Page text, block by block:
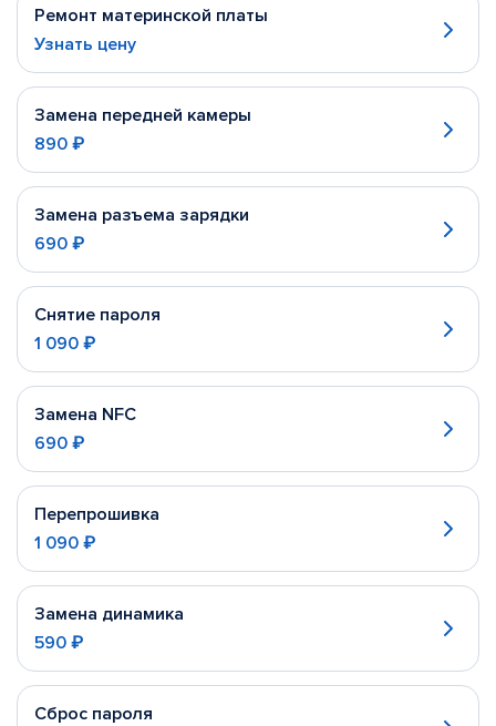
Ремонт материнской платы
Узнать цену
Замена передней камеры
890 ₽
Замена разъема зарядки
690 ₽
Снятие пароля
1 090 ₽
Замена NFC
690 ₽
Перепрошивка
1 090 ₽
Замена динамика
590 ₽
Сброс пароля